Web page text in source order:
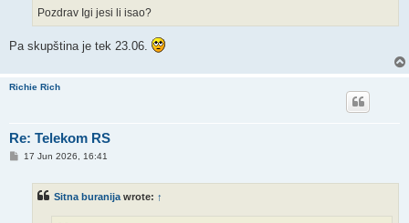
Pozdrav Igi jesi li isao?
Pa skupština je tek 23.06.
Richie Rich
Re: Telekom RS
P17 Jun 2026, 16:41
Sitna buranija wrote: ↑